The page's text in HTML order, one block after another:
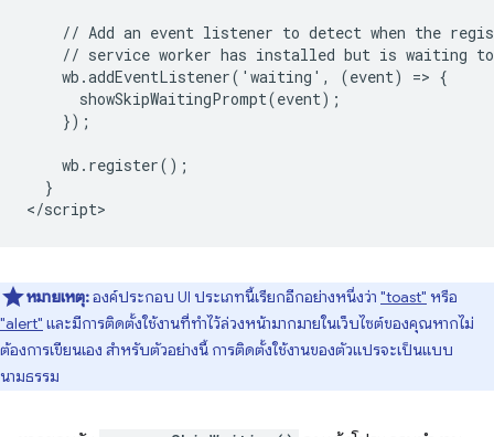
// Add an event listener to detect when the
// service worker has installed but is waiting
    wb.addEventListener('waiting', (event) => {
      showSkipWaitingPrompt(event);
    });
    wb.register();
  }
หมายเหตุ:องค์ประกอบ UI ประเภทนี้เรียกอีกอย่างหนึ่งว่า "toast" หรือ
"alert" และมีการติดตั้งใช้งานที่ทำไว้ล่วงหน้ามากมายในเว็บไซต์ของคุณหากไม่
ต้องการเขียนเอง สำหรับตัวอย่างนี้ การติดตั้งใช้งานของตัวแปรจะเป็นแบบ
นามธรรม